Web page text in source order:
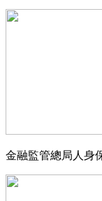
金融監管總局人身